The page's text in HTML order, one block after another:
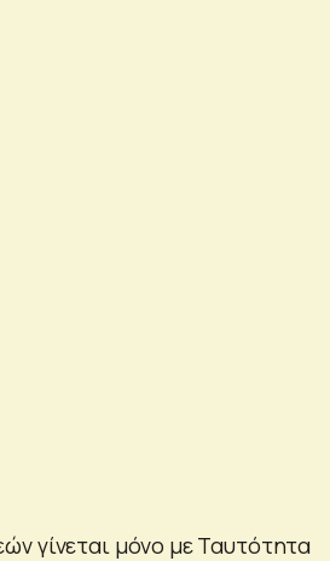
γίνεται μόνο με Ταυτότητα